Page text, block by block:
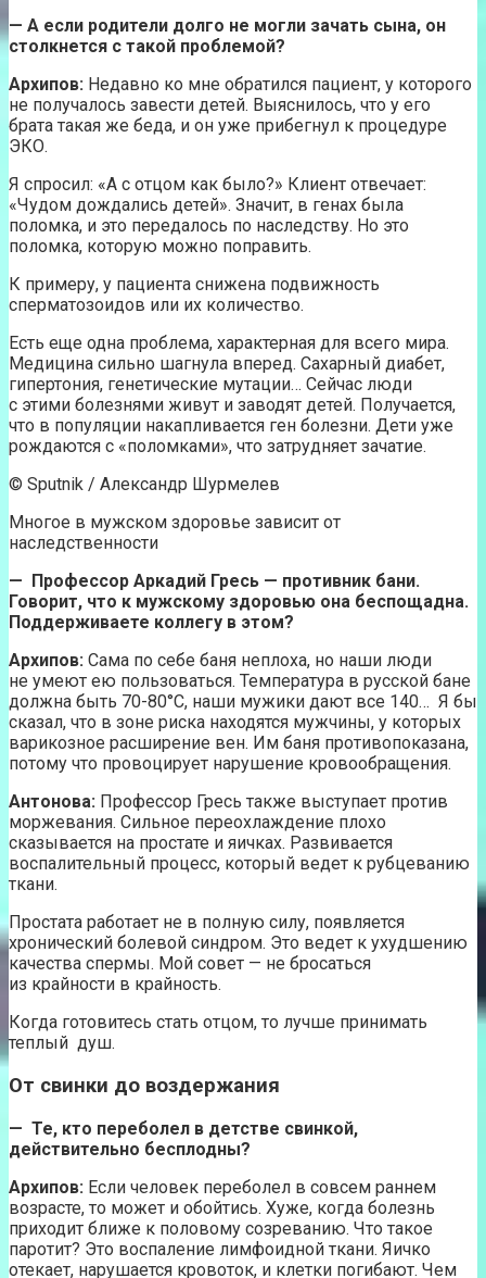
— А если родители долго не могли зачать сына, он
столкнется с такой проблемой?
Архипов: Недавно ко мне обратился пациент, у которого
не получалось завести детей. Выяснилось, что у его
брата такая же беда, и он уже прибегнул к процедуре
ЭКО.
Я спросил: «А с отцом как было?» Клиент отвечает:
«Чудом дождались детей». Значит, в генах была
поломка, и это передалось по наследству. Но это
поломка, которую можно поправить.
К примеру, у пациента снижена подвижность
сперматозоидов или их количество.
Есть еще одна проблема, характерная для всего мира.
Медицина сильно шагнула вперед. Сахарный диабет,
гипертония, генетические мутации… Сейчас люди
с этими болезнями живут и заводят детей. Получается,
что в популяции накапливается ген болезни. Дети уже
рождаются с «поломками», что затрудняет зачатие.
© Sputnik / Александр Шурмелев
Многое в мужском здоровье зависит от
наследственности
— Профессор Аркадий Гресь — противник бани.
Говорит, что к мужскому здоровью она беспощадна.
Поддерживаете коллегу в этом?
Архипов: Сама по себе баня неплоха, но наши люди
не умеют ею пользоваться. Температура в русской бане
должна быть 70-80°С, наши мужики дают все 140… Я бы
сказал, что в зоне риска находятся мужчины, у которых
варикозное расширение вен. Им баня противопоказана,
потому что провоцирует нарушение кровообращения.
Антонова: Профессор Гресь также выступает против
моржевания. Сильное переохлаждение плохо
сказывается на простате и яичках. Развивается
воспалительный процесс, который ведет к рубцеванию
ткани.
Простата работает не в полную силу, появляется
хронический болевой синдром. Это ведет к ухудшению
качества спермы. Мой совет — не бросаться
из крайности в крайность.
Когда готовитесь стать отцом, то лучше принимать
теплый душ.
От свинки до воздержания
— Те, кто переболел в детстве свинкой,
действительно бесплодны?
Архипов: Если человек переболел в совсем раннем
возрасте, то может и обойтись. Хуже, когда болезнь
приходит ближе к половому созреванию. Что такое
паротит? Это воспаление лимфоидной ткани. Яичко
отекает, нарушается кровоток, и клетки погибают. Чем